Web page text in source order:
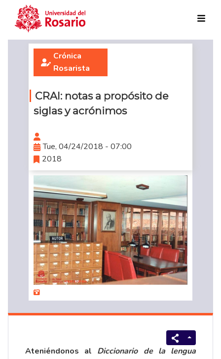
Skip to main content
Crónica
Rosarista
CRAI: notas a propósito de
siglas y acrónimos
Tue, 04/24/2018 - 07:00
2018
Ateniéndonos al Diccionario de la lengua